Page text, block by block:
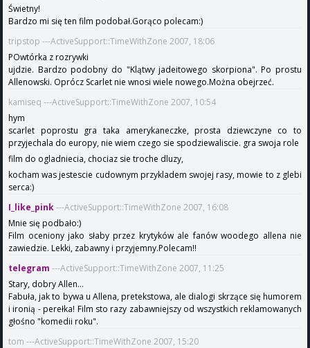
Świetny!
Bardzo mi się ten film podobał.Gorąco polecam:)
tripstop ---ActiveSupport::TimeWithZone 2007, 18:06
POwtórka z rozrywki
ujdzie. Bardzo podobny do "Klątwy jadeitowego skorpiona". Po prostu
Allenowski. Oprócz Scarlet nie wnosi wiele nowego.Można obejrzeć.
kamiseq ---ActiveSupport::TimeWithZone 2007, 10:54
hym
scarlet poprostu gra taka amerykaneczke, prosta dziewczyne co to
przyjechala do europy, nie wiem czego sie spodziewaliscie. gra swoja role
film do ogladniecia, chociaz sie troche dluzy,
kocham was jestescie cudownym przykladem swojej rasy, mowie to z glebi
serca:)
I_like_pink---ActiveSupport::TimeWithZone 2007, 16:08
Mnie się podbało:)
Film oceniony jako słaby przez krytyków ale fanów woodego allena nie
zawiedzie. Lekki, zabawny i przyjemny.Polecam!!
telegram ---ActiveSupport::TimeWithZone 2007, 11:25
Stary, dobry Allen...
Fabuła, jak to bywa u Allena, pretekstowa, ale dialogi skrzące się humorem
i ironią - perełka! Film sto razy zabawniejszy od wszystkich reklamowanych
głośno "komedii roku".
tom ---ActiveSupport::TimeWithZone 2007, 15:20